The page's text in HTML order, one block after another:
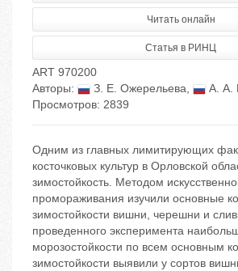
Читать онлайн
Статья в РИНЦ
ART 970200
Авторы:
З. Е. Ожерельева,
А. А.
Просмотров: 2839
Одним из главных лимитирующих
косточковых культур в Орловской
зимостойкость. Методом
промораживания изучили основные
зимостойкости вишни, черешни и
проведенного эксперимента
морозостойкости по всем основным
зимостойкости выявили у сортов